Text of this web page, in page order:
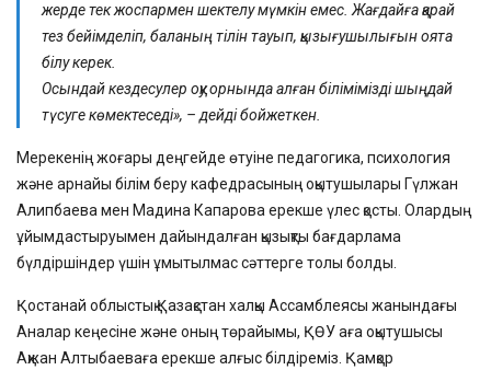
жерде тек жоспармен шектелу мүмкін емес. Жағдайға қарай
тез бейімделіп, баланың тілін тауып, қызығушылығын оята
білу керек.
Осындай кездесулер оқу орнында алған білімімізді шыңдай
түсуге көмектеседі», – дейді бойжеткен.
Мерекенің жоғары деңгейде өтуіне педагогика, психология
және арнайы білім беру кафедрасының оқытушылары Гүлжан
Алипбаева мен Мадина Капарова ерекше үлес қосты. Олардың
ұйымдастыруымен дайындалған қызықты бағдарлама
бүлдіршіндер үшін ұмытылмас сәттерге толы болды.
Қостанай облыстық Қазақстан халқы Ассамблеясы жанындағы
Аналар кеңесіне және оның төрайымы, ҚӨУ аға оқытушысы
Ақжан Алтыбаеваға ерекше алғыс білдіреміз. Қамқор